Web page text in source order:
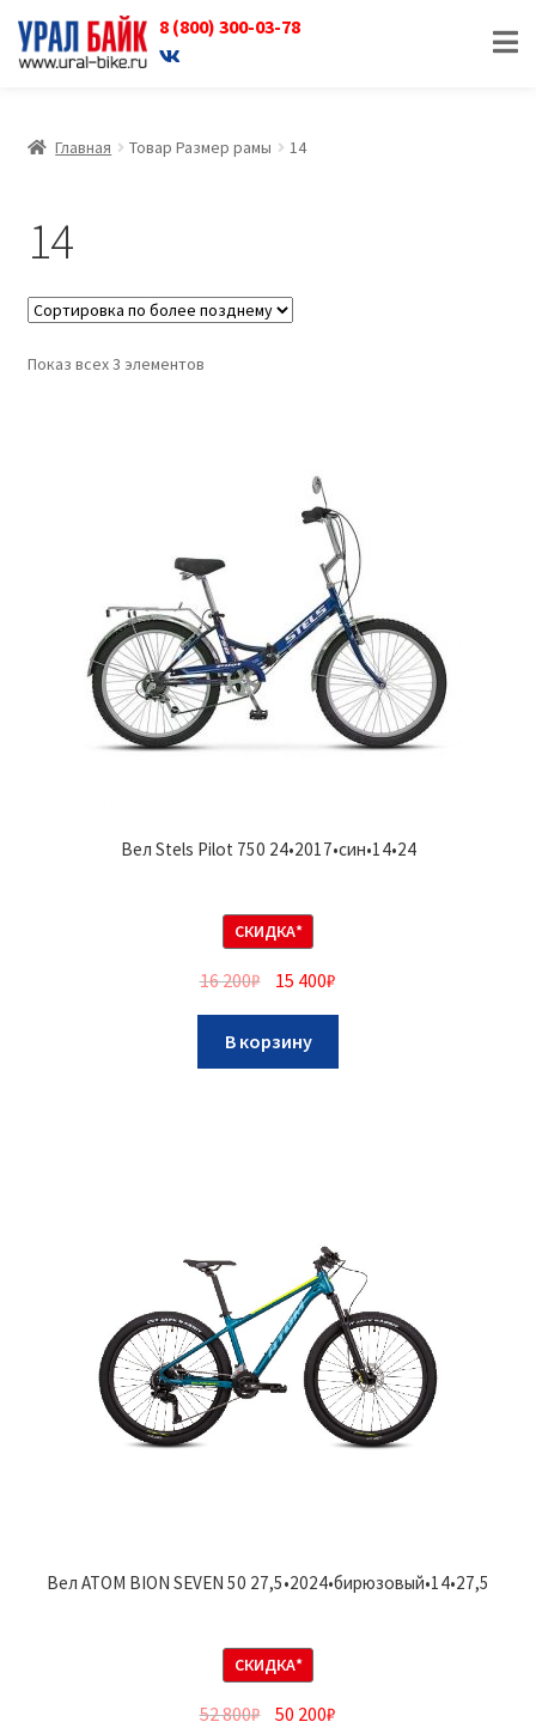
8 (800) 300-03-78
Перейти
к
Перейти
к
Главная Товар Размер рамы 14
14
Показ всех 3 элементов
Вел Stels Pilot 750 24•2017•син•14•24
СКИДКА*
16 200₽ 15 400₽
В корзину
Вел ATOM BION SEVEN 50 27,5•2024•бирюзовый•14•27,5
СКИДКА*
52 800₽ 50 200₽